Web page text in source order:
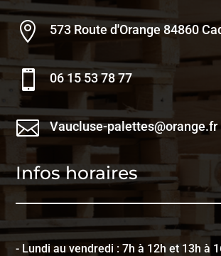
 573 Route d'Orange 84860
 06 15 53 78 77
 Vaucluse-palettes@orange.fr
Infos horaires
- Lundi au vendredi : 7h à 12h et 13h à